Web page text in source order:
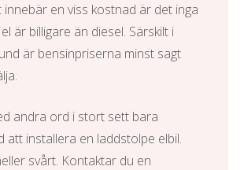
innebär en viss kostnad är det inga
är billigare än diesel. Särskilt i
är bensinpriserna minst sagt
andra ord i stort sett bara
att installera en laddstolpe elbil.
svårt. Kontaktar du en